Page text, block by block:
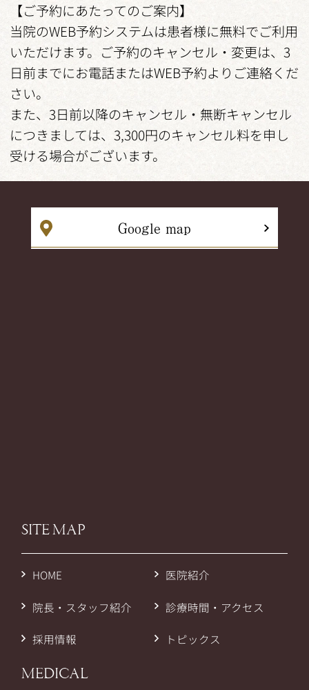
【ご予約にあたってのご案内】
当院のWEB予約システムは患者様に無料でご利用
いただけます。ご予約のキャンセル・変更は、3
日前までにお電話またはWEB予約よりご連絡くだ
さい。
また、3日前以降のキャンセル・無断キャンセル
につきましては、3,300円のキャンセル料を申し
受ける場合がございます。
Google map
SITE MAP
HOME 医院紹介
院長・スタッフ紹介 診療時間・アクセス
採用情報 トピックス
MEDICAL